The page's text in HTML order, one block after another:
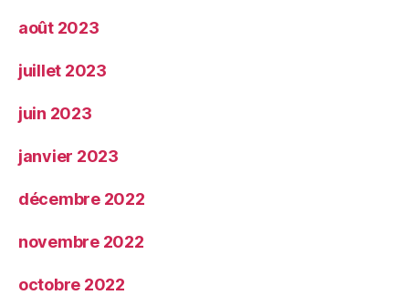
août 2023
juillet 2023
juin 2023
janvier 2023
décembre 2022
novembre 2022
octobre 2022